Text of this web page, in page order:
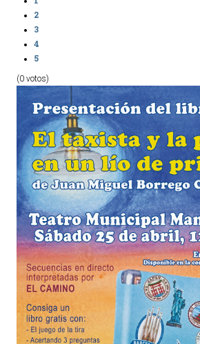
2
3
4
5
(0 votos)